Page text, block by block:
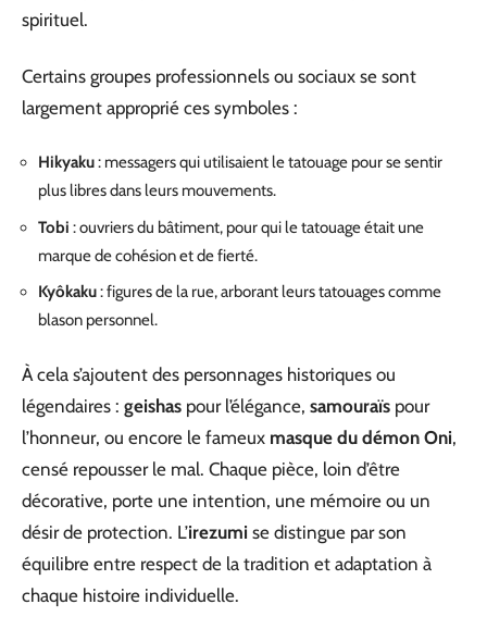
spirituel.
Certains groupes professionnels ou sociaux se sont
largement approprié ces symboles :
Hikyaku: messagers qui utilisaient le tatouage pour se sentir
plus libres dans leurs mouvements.
Tobi : ouvriers du bâtiment, pour qui le tatouage était une
marque de cohésion et de fierté.
Kyôkaku: figures de la rue, arborant leurs tatouages comme
blason personnel.
À cela s’ajoutent des personnages historiques ou
légendaires : geishas pour l’élégance, samouraïs pour
l’honneur, ou encore le fameux masque du démon Oni,
censé repousser le mal. Chaque pièce, loin d’être
décorative, porte une intention, une mémoire ou un
désir de protection. L’irezumi se distingue par son
équilibre entre respect de la tradition et adaptation à
chaque histoire individuelle.